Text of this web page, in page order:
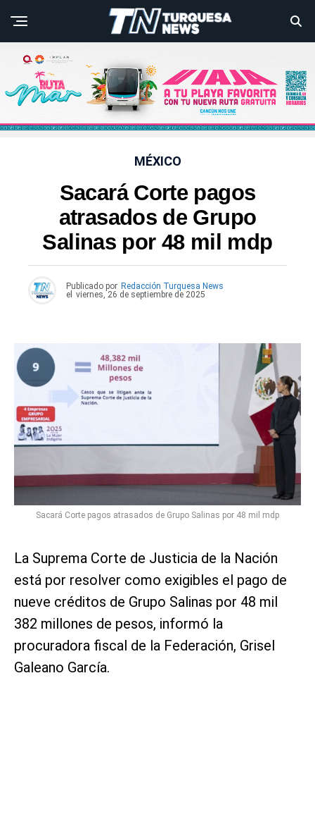
MÉXICO
Sacará Corte pagos
atrasados de Grupo
Salinas por 48 mil mdp
Publicado por Redacción Turquesa News
el viernes, 26 de septiembre de 2025
Sacará Corte pagos atrasados de Grupo Salinas por 48 mil mdp
La Suprema Corte de Justicia de la Nación
está por resolver como exigibles el pago de
nueve créditos de Grupo Salinas por 48 mil
382 millones de pesos, informó la
procuradora fiscal de la Federación, Grisel
Galeano García.